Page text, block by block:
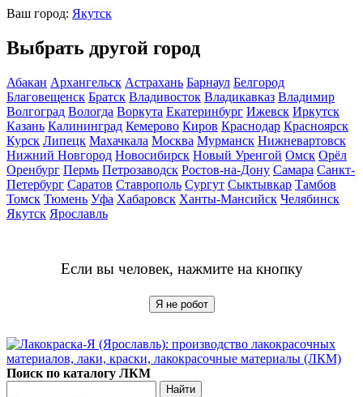
Ваш город: Якутск
Выбрать другой город
Абакан Архангельск Астрахань Барнаул Белгород
Благовещенск Братск Владивосток Владикавказ Владимир
Волгоград Вологда Воркута Екатеринбург Ижевск Иркутск
Казань Калининград Кемерово Киров Краснодар Красноярск
Курск Липецк Махачкала Москва Мурманск Нижневартовск
Нижний Новгород Новосибирск Новый Уренгой Омск Орёл
Оренбург Пермь Петрозаводск Ростов-на-Дону Самара Санкт-
Петербург Саратов Ставрополь Сургут Сыктывкар Тамбов
Томск Тюмень Уфа Хабаровск Ханты-Мансийск Челябинск
Якутск Ярославль
Если вы человек, нажмите на кнопку
Я не робот
Поиск по каталогу ЛКМ
Найти